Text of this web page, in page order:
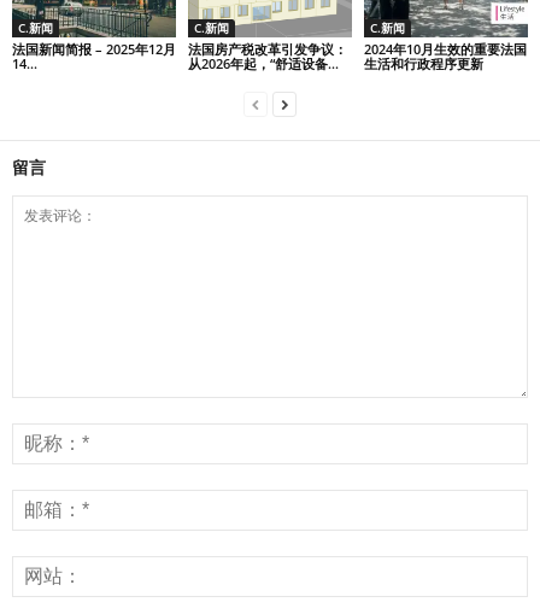
C.新闻
法国新闻简报 – 2025年12月
14...
C.新闻
法国房产税改革引发争议：
从2026年起，“舒适设备...
C.新闻
2024年10月生效的重要法国
生活和行政程序更新
留言